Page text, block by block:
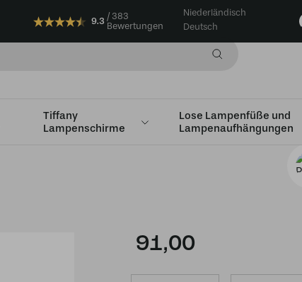
9.3
383
Bewertungen
Niederländisch
Deutsch
Tiffany
Lampenschirme
Lose Lampenfüße und
Lampenaufhängungen
91,00